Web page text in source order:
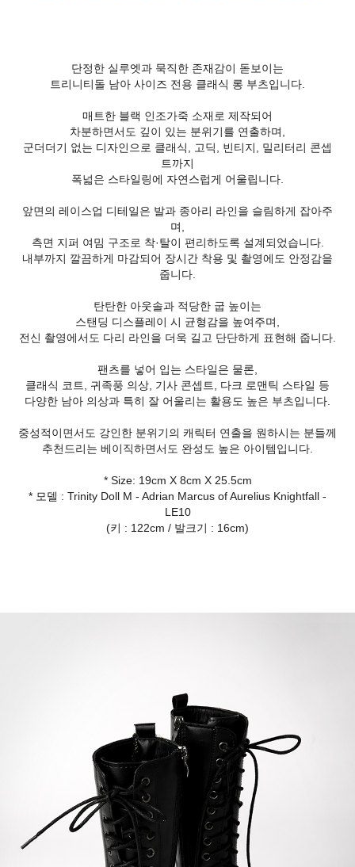
단정한 실루엣과 묵직한 존재감이 돋보이는
트리니티돌 남아 사이즈 전용 클래식 롱 부츠입니다.
매트한 블랙 인조가죽 소재로 제작되어
차분하면서도 깊이 있는 분위기를 연출하며,
군더더기 없는 디자인으로 클래식, 고딕, 빈티지, 밀리터리 콘셉
트까지
폭넓은 스타일링에 자연스럽게 어울립니다.
앞면의 레이스업 디테일은 발과 종아리 라인을 슬림하게 잡아주
며,
측면 지퍼 여밈 구조로 착·탈이 편리하도록 설계되었습니다.
내부까지 깔끔하게 마감되어 장시간 착용 및 촬영에도 안정감을
줍니다.
탄탄한 아웃솔과 적당한 굽 높이는
스탠딩 디스플레이 시 균형감을 높여주며,
전신 촬영에서도 다리 라인을 더욱 길고 단단하게 표현해 줍니다.
팬츠를 넣어 입는 스타일은 물론,
클래식 코트, 귀족풍 의상, 기사 콘셉트, 다크 로맨틱 스타일 등
다양한 남아 의상과 특히 잘 어울리는 활용도 높은 부츠입니다.
중성적이면서도 강인한 분위기의 캐릭터 연출을 원하시는 분들께
추천드리는 베이직하면서도 완성도 높은 아이템입니다.
* Size: 19cm X 8cm X 25.5cm
* 모델 : Trinity Doll M - Adrian Marcus of Aurelius Knightfall -
LE10
(키 : 122cm / 발크기 : 16cm)